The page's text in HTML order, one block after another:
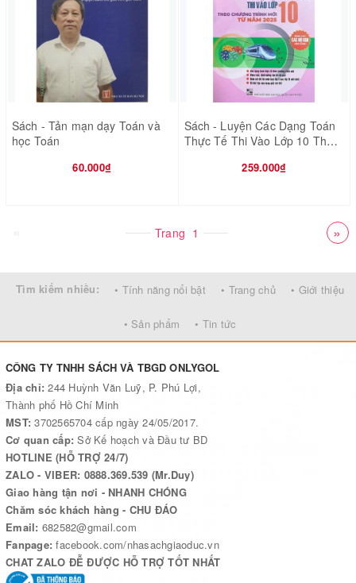
Sách - Tản mạn dạy Toán và
học Toán
60.000₫
Sách - Luyện Các Dạng Toán
Thực Tế Thi Vào Lớp 10 Theo
2025(Dùng Chung Cho Các Bộ
259.000₫
« Trang 1 »
Tìm kiếm nhiều: • Tính năng nổi bật • Trang chủ • Giới thiệu
• Sản phẩm • Tin tức
CÔNG TY TNHH SÁCH VÀ TBGD ONLYGOL
Địa chỉ:244 Huỳnh Văn Luỹ, P. Phú Lợi,
Thành phố Hồ Chí Minh
MST:3702565704 cấp ngày 24/05/2017.
Cơ quan cấp:Sở Kế hoạch và Đầu tư BD
HOTLINE (HỖ TRỢ 24/7)
ZALO - VIBER: 0888.369.539 (Mr.Duy)
Giao hàng tận nơi - NHANH CHÓNG
Chăm sóc khách hàng - CHU ĐÁO
Email: 682582@gmail.com
Fanpage:facebook.com/nhasachgiaoduc.vn
CHAT ZALO ĐỄ ĐƯỢC HỖ TRỢ TỐT NHẤT